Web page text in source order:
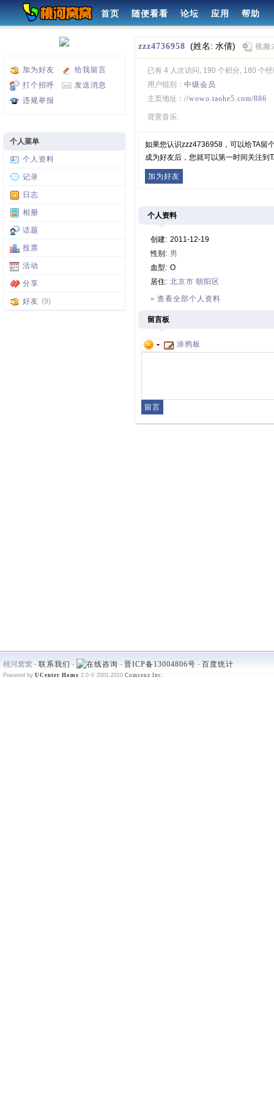
首页 随便看看 论坛 应用 帮助
加为好友
给我留言
打个招呼
发送消息
违规举报
个人菜单
个人资料
记录
日志
相册
话题
投票
活动
分享
好友 (9)
zzz4736958 (姓名: 水倩) 视频
已有 4 人次访问, 190 个积分, 180 个
用户组别： 中级会员
主页地址： //wowo.taohe5.com/886
背景音乐:
如果您认识zzz4736958，可以给TA留
成为好友后，您就可以第一时间关注到
加为好友
个人资料
创建: 2011-12-19
性别: 男
血型: O
居住: 北京市 朝阳区
» 查看全部个人资料
留言板
涂鸦板
桃河窝窝 - 联系我们 - - 晋ICP备13004806号 - 百度统计
Powered by UCenter Home 2.0 © 2001-2010 Comsenz Inc.